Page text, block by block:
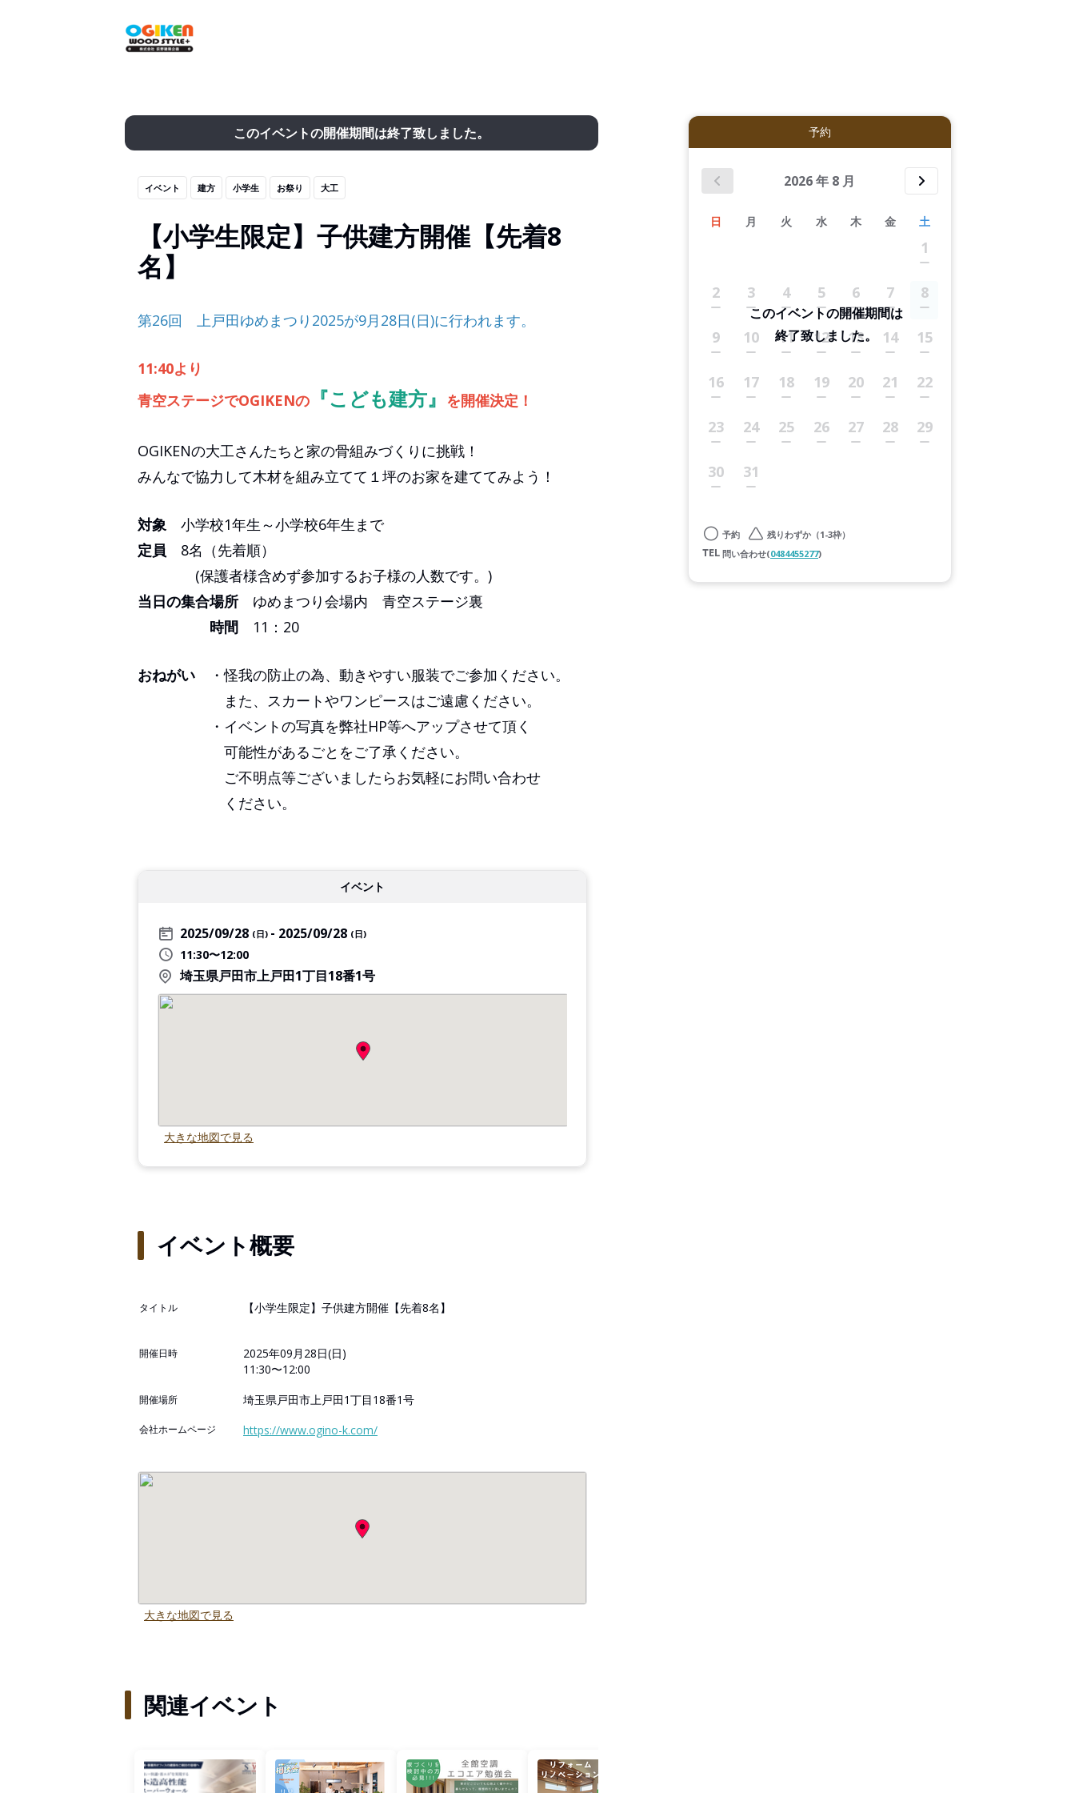
このイベントの開催期間は終了致しました。
イベント 建方 小学生 お祭り 大工
【小学生限定】子供建方開催【先着8
名】
第26回 上戸田ゆめまつり2025が9月28日(日)に行われます。
11:40より
青空ステージでOGIKENの 『こども建方』 を開催決定！
OGIKENの大工さんたちと家の骨組みづくりに挑戦！
みんなで協力して木材を組み立てて１坪のお家を建ててみよう！
対象 小学校1年生～小学校6年生まで
定員 8名（先着順）
(保護者様含めず参加するお子様の人数です。)
当日の集合場所 ゆめまつり会場内 青空ステージ裏
時間 11：20
おねがい ・怪我の防止の為、動きやすい服装でご参加ください。
また、スカートやワンピースはご遠慮ください。
・イベントの写真を弊社HP等へアップさせて頂く
可能性があるごとをご了承ください。
ご不明点等ございましたらお気軽にお問い合わせ
ください。
イベント
2025/09/28 (日) 2025/09/28 (日)
11:30〜12:00
埼玉県戸田市上戸田1丁目18番1号
大きな地図で見る
イベント概要
タイトル 【小学生限定】子供建方開催【先着8名】
開催日時
2025年09月28日(日)
11:30〜12:00
開催場所 埼玉県戸田市上戸田1丁目18番1号
会社ホームページ https://www.ogino-k.com/
大きな地図で見る
関連イベント
予約
2026年 8 月
日 月 火 水 木 金 土
1
2 3 4 5 6 7 8
9 10 11 12 13 14 15
16 17 18 19 20 21 22
23 24 25 26 27 28 29
30 31
このイベントの開催期間は
終了致しました。
予約
残りわずか（1-3枠）
問い合わせ(0484455277)